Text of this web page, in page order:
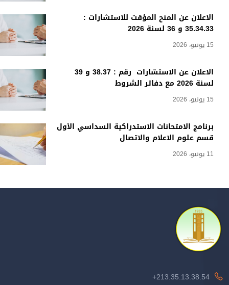
الاعلان عن المنح المؤقت للاستشارات :
35.34.33 و 36 لسنة 2026
15 يونيو، 2026
الاعلان عن الاستشارات رقم : 38.37 و 39
لسنة 2026 مع دفاتر الشروط
15 يونيو، 2026
برنامج الامتحانات الاستدراكية السداسي الأول
قسم علوم الاعلام والاتصال
11 يونيو، 2026
213.35.13.38.54+